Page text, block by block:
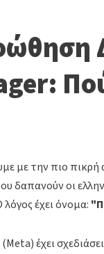
με την πιο
δαπανούν οι
έχει όνομα:
έχει